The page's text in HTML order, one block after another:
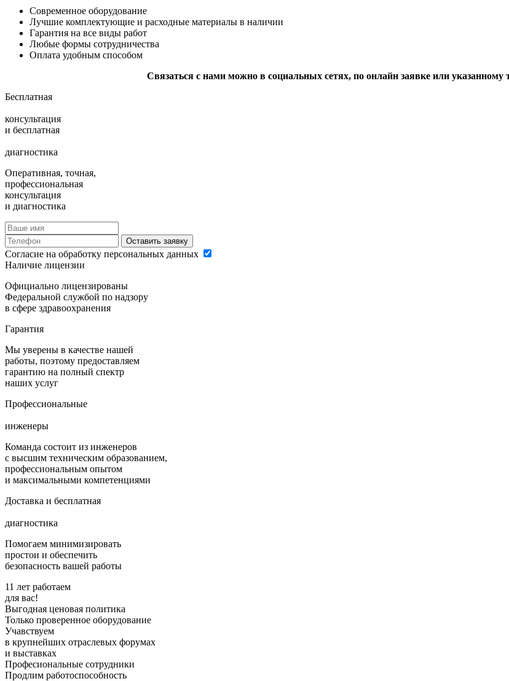
Современное оборудование
Лучшие комплектующие и расходные материалы в наличии
Гарантия на все виды работ
Любые формы сотрудничества
Оплата удобным способом
Связаться с нами можно в социальных сетях, по онлайн заявке или
Бесплатная
консультация
и бесплатная
диагностика
Оперативная, точная,
профессиональная
консультация
и диагностика
Оставить заявку
Согласие на обработку персональных данных
Наличие лицензии
Официально лицензированы
Федеральной службой по надзору
в сфере здравоохранения
Гарантия
Мы уверены в качестве нашей
работы, поэтому предоставляем
гарантию на полный спектр
наших услуг
Профессиональные
инженеры
Команда состоит из инженеров
с высшим техническим образованием,
профессиональным опытом
и максимальными компетенциями
Доставка и бесплатная
диагностика
Помогаем минимизировать
простои и обеспечить
безопасность вашей работы
11 лет работаем
для вас!
Выгодная ценовая политика
Только проверенное оборудование
Учавствуем
в крупнейших отраслевых форумах
и выставках
Професиональные сотрудники
Продлим работоспособность